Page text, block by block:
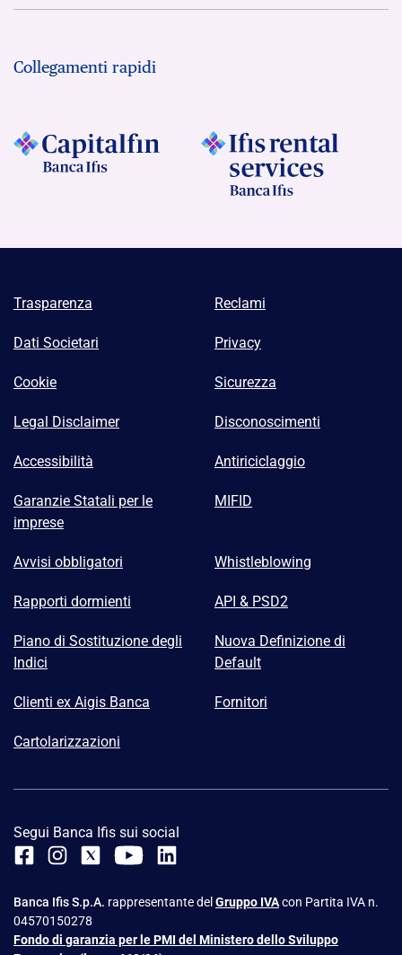
Collegamenti rapidi
Trasparenza Reclami
Dati Societari Privacy
Cookie Sicurezza
Legal Disclaimer Disconoscimenti
Accessibilità Antiriciclaggio
Garanzie Statali per le
imprese
MIFID
Avvisi obbligatori Whistleblowing
Rapporti dormienti API & PSD2
Piano di Sostituzione degli
Indici
Nuova Definizione di
Default
Clienti ex Aigis Banca Fornitori
Cartolarizzazioni
Segui Banca Ifis sui social
Banca Ifis S.p.A. rappresentante del Gruppo IVAcon Partita IVA n.
04570150278
Fondo di garanzia per le PMI del Ministero dello Sviluppo